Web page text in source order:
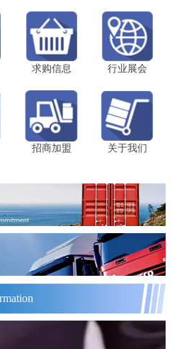
求购信息 行业展会
招商加盟 关于我们